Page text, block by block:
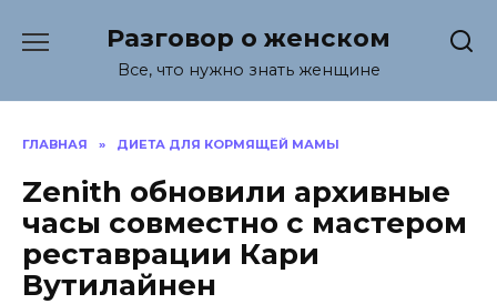
содержанию
Разговор о женском
Все, что нужно знать женщине
ГЛАВНАЯ » ДИЕТА ДЛЯ КОРМЯЩЕЙ МАМЫ
Zenith обновили архивные
часы совместно с мастером
реставрации Кари
Вутилайнен